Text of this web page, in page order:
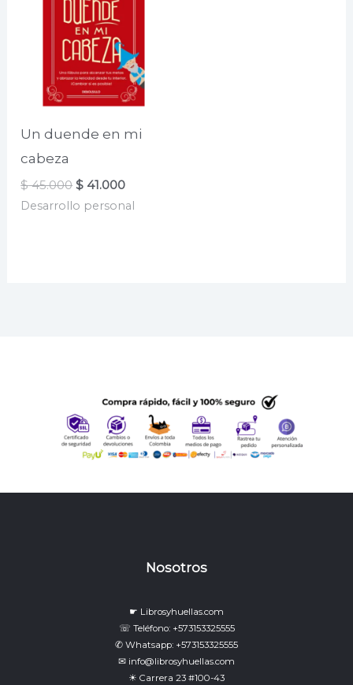
Un duende en mi
cabeza
$45.000 El
original
$ 41.000El
precio
actual
Desarrollo personal
Nosotros
☛ Librosyhuellas.com
☏ Teléfono: +573153325555
✆ Whatsapp: +573153325555
✉ info@librosyhuellas.com
☀ Carrera 23 #100-43